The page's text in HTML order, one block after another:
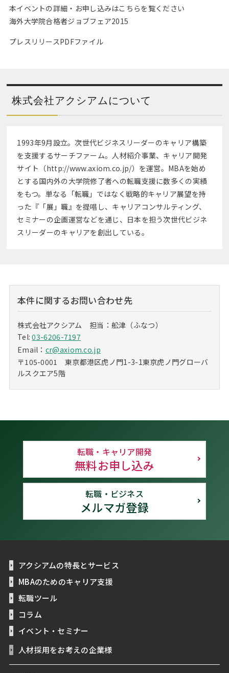
本イベントの詳細・お申し込みはこちらを覧ください
海外大学院合格者ジョブフェア2015
プレスリリースPDFファイル
株式会社アクシアムについて
1993年9月設立。次世代ビジネスリーダーのキャリア構築
を支援するサーチファーム。人材紹介事業、キャリア開発
サイト（http://www.axiom.co.jp/）を運営。MBAを始め
とする国内外の大学院修了者への転職支援に数多くの実績
をもつ。単なる「転職」ではなく戦略的キャリア展望を持
った『「展」職』を提唱し、キャリアコンサルティング、
セミナーの企画運営などを通じ、日本を担う次世代ビジネ
スリーダーのキャリアを創出している。
本件に関するお問い合わせ先
株式会社アクシアム 担当：舩津（ふなつ）
Tel:03-6206-7197
Email： cr@axiom.co.jp
〒105-0001 東京都港区虎ノ門1-3-1東京虎ノ門グローバ
ルスクエア5階
転職・キャリア開発
無料お申し込み
転職・ビジネス
メルマガ登録
アクシアムの特長とサービス
MBAのためのキャリア支援
転職ツール
コラム
イベント・セミナー
人材採用をお考えの企業様